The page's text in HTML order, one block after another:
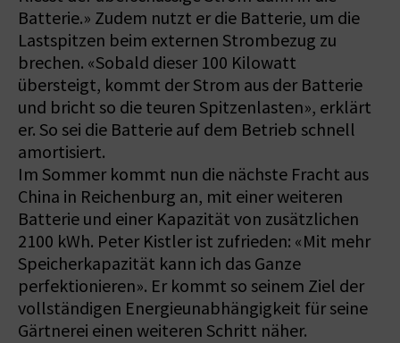
Batterie.» Zudem nutzt er die Batterie, um die
Lastspitzen beim externen Strombezug zu
brechen. «Sobald dieser 100 Kilowatt
übersteigt, kommt der Strom aus der Batterie
und bricht so die teuren Spitzenlasten», erklärt
er. So sei die Batterie auf dem Betrieb schnell
amortisiert.
Im Sommer kommt nun die nächste Fracht aus
China in Reichenburg an, mit einer weiteren
Batterie und einer Kapazität von zusätzlichen
2100 kWh. Peter Kistler ist zufrieden: «Mit mehr
Speicherkapazität kann ich das Ganze
perfektionieren». Er kommt so seinem Ziel der
vollständigen Energieunabhängigkeit für seine
Gärtnerei einen weiteren Schritt näher.